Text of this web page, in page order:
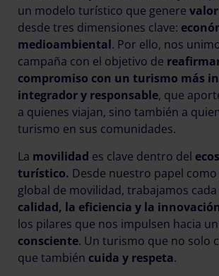
un modelo turístico que genere
desde tres dimensiones clave:
medioambiental. Por ello, nos
campaña con el objetivo de
compromiso con un turismo más
integrador y responsable, que
a quienes viajan, sino también a
turismo en sus comunidades.
La movilidad es clave dentro del
turístico. Desde nuestro papel
global de movilidad, trabajamos
calidad, la eficiencia y la innovación
los pilares que nos impulsen hacia un
consciente. Un turismo que no solo
que también cuida y respeta.